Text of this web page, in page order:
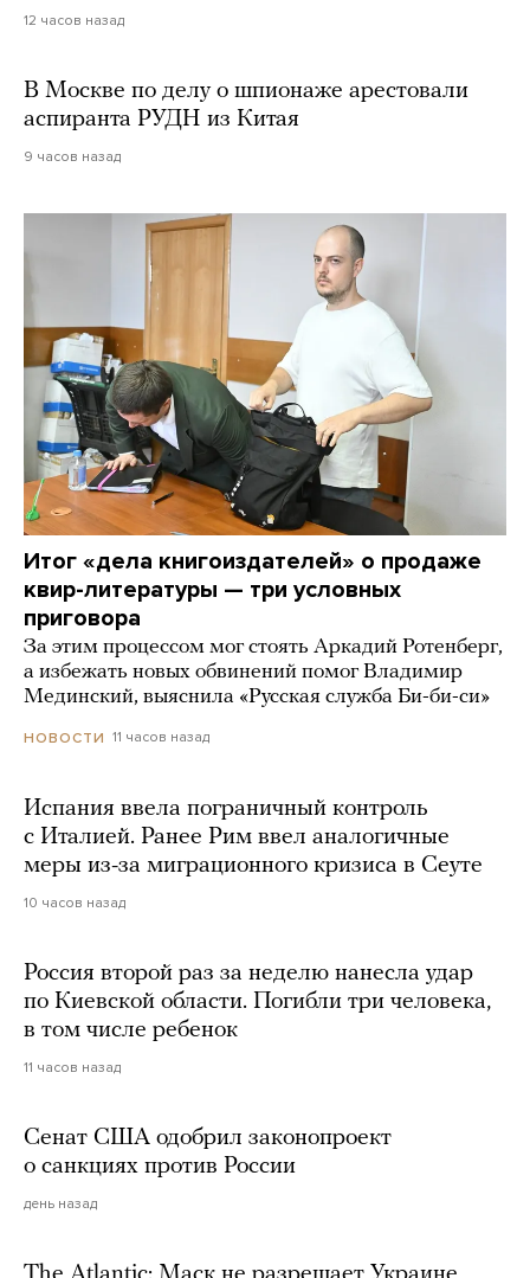
12 часов назад
В Москве по делу о шпионаже арестовали
аспиранта РУДН из Китая
9 часов назад
Итог «дела книгоиздателей» о продаже
квир-литературы — три условных
приговора
За этим процессом мог стоять Аркадий Ротенберг,
а избежать новых обвинений помог Владимир
Мединский, выяснила «Русская служба Би-би-си»
НОВОСТИ 11 часов назад
Испания ввела пограничный контроль
с Италией. Ранее Рим ввел аналогичные
меры из-за миграционного кризиса в Сеуте
10 часов назад
Россия второй раз за неделю нанесла удар
по Киевской области. Погибли три человека,
в том числе ребенок
11 часов назад
Сенат США одобрил законопроект
о санкциях против России
день назад